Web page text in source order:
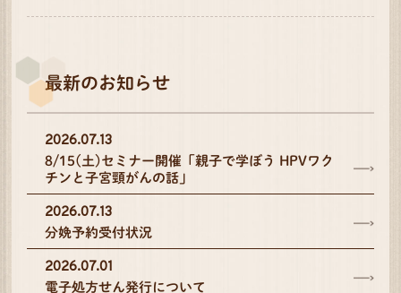
最新のお知らせ
2026.07.13
8/15(土)セミナー開催「親子で学ぼう HPVワク
チンと子宮頸がんの話」
2026.07.13
分娩予約受付状況
2026.07.01
電子処方せん発行について